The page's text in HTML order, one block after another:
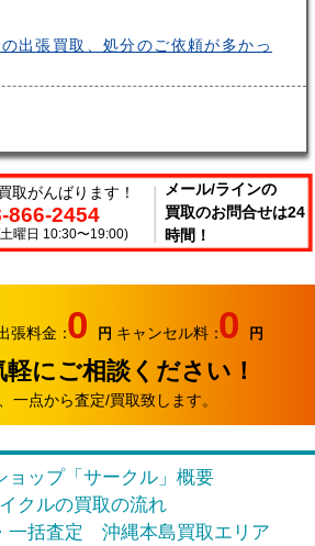
出張買取、処分のご依頼が多かっ
す。梅雨が長いですね～。雨の中
す。
。リサイクルカンパニー サークル
サイクルカンパニー サークルで
取がんばります！
866-2454
曜日 10:30〜19:00)
メール/ラインの
買取のお問合せは24
時間！
張料金：0 円 キャンセル料：0 円
にご相談ください！
一点から査定/買取致します。
ョップ「サークル」概要
クルの買取の流れ
一括査定
沖縄本島買取エリア